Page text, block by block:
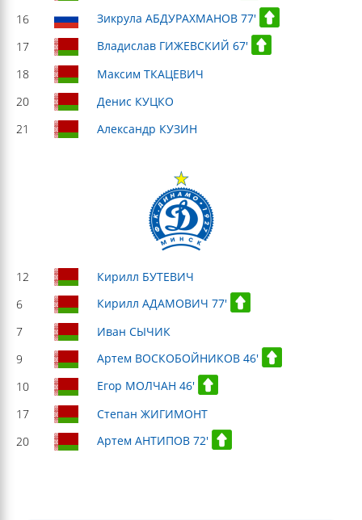
16
Зикрула АБДУРАХМАНОВ 77'
17
Владислав ГИЖЕВСКИЙ 67'
18
Максим ТКАЦЕВИЧ
20
Денис КУЦКО
21
Александр КУЗИН
12
Кирилл БУТЕВИЧ
6
Кирилл АДАМОВИЧ 77'
7
Иван СЫЧИК
9
Артем ВОСКОБОЙНИКОВ 46'
10
Егор МОЛЧАН 46'
17
Степан ЖИГИМОНТ
20
Артем АНТИПОВ 72'